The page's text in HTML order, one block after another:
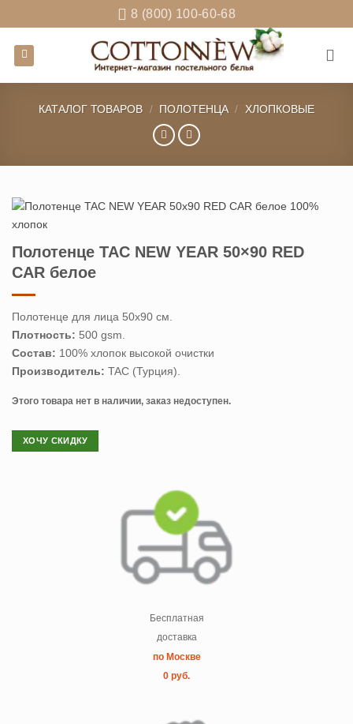
to
content
8 (800) 100-60-68
КАТАЛОГ ТОВАРОВ / ПОЛОТЕНЦА / ХЛОПКОВЫЕ
Полотенце TAC NEW YEAR 50×90 RED
CAR белое
Полотенце для лица 50х90 см.
Плотность: 500 gsm.
Состав: 100% хлопок высокой очистки
Производитель: TAC (Турция).
Этого товара нет в наличии, заказ недоступен.
ХОЧУ СКИДКУ
Бесплатная
доставка
по Москве
0 руб.